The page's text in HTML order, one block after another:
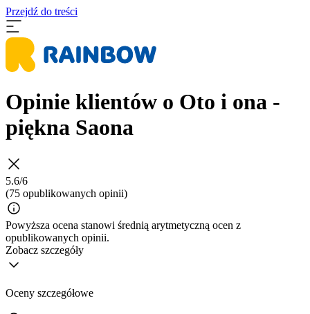
Przejdź do treści
Opinie klientów o Oto i ona -
piękna Saona
5.6/6
(75 opublikowanych opinii)
Powyższa ocena stanowi średnią arytmetyczną ocen z
opublikowanych opinii.
Zobacz szczegóły
Oceny szczegółowe